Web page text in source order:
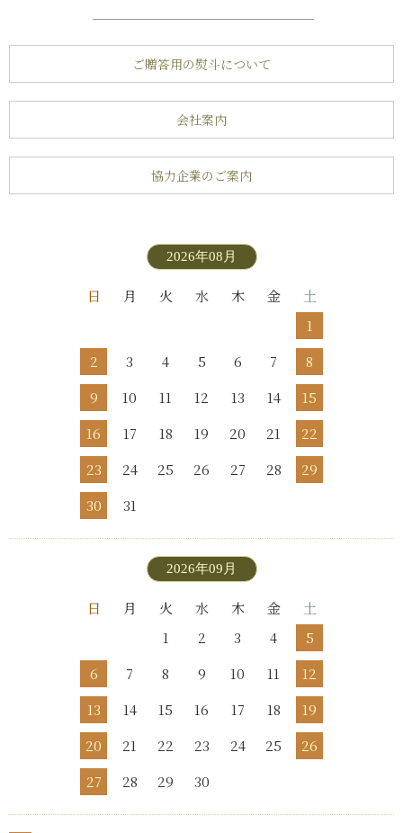
ご贈答用の熨斗について
会社案内
協力企業のご案内
2026年08月
日 月 火 水 木 金
土
1
2
3 4 5 6 7
8
9
10 11 12 13 14
15
16
17 18 19 20 21
22
23
24 25 26 27 28
29
30
31
2026年09月
日 月 火 水 木 金
土
1
2 3 4
5
6
7 8 9 10 11
12
13
14 15 16 17 18
19
20
21 22 23 24 25
26
27
28 29 30